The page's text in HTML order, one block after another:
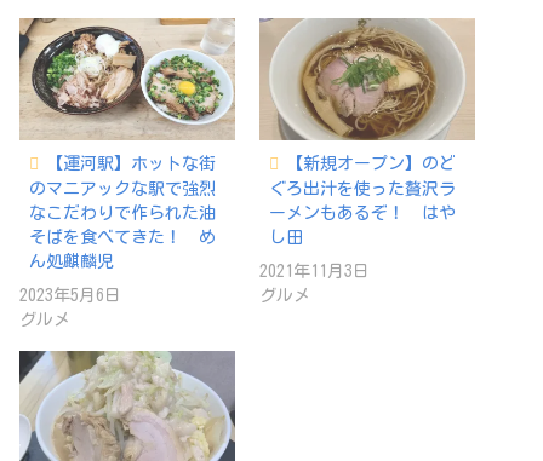
み
中…
【運河駅】ホットな街
のマニアックな駅で強烈
なこだわりで作られた油
そばを食べてきた！ め
ん処麒麟児
2023年5月6日
グルメ
【新規オープン】のど
ぐろ出汁を使った贅沢ラ
ーメンもあるぞ！ はや
し田
2021年11月3日
グルメ